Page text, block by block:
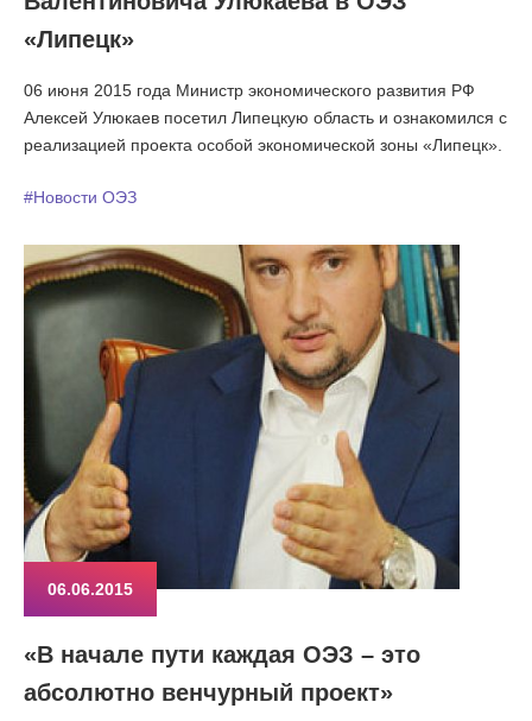
«Липецк»
06 июня 2015 года Министр экономического развития РФ
Алексей Улюкаев посетил Липецкую область и ознакомился с
реализацией проекта особой экономической зоны «Липецк».
#Новости ОЭЗ
06.06.2015
«В начале пути каждая ОЭЗ – это
абсолютно венчурный проект»